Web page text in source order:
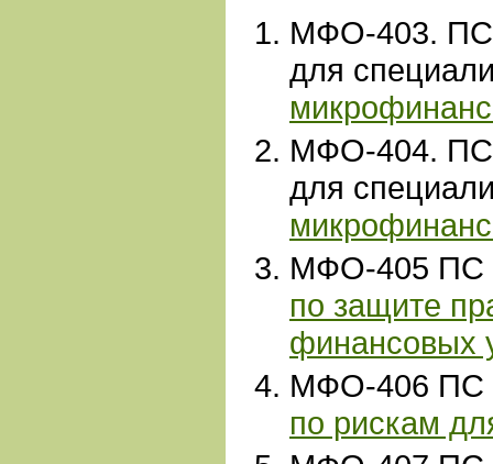
МФО-403. ПС
для
МФО-404. ПС
для
МФО-405 ПС
по защите
финансовых
МФО-406 ПС
по рискам